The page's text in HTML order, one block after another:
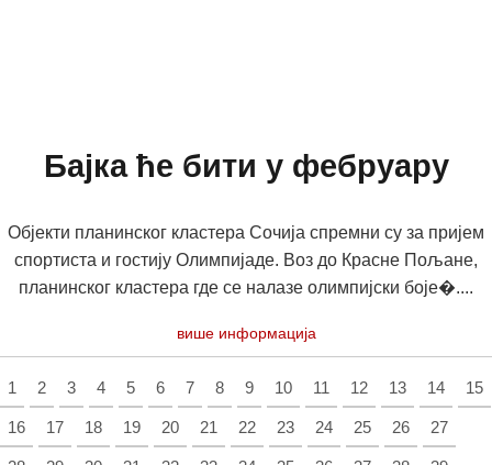
Бајка ће бити у фебруару
Објекти планинског кластера Сочија спремни су за пријем
спортиста и гостију Олимпијаде. Воз до Красне Пољане,
планинског кластера где се налазе олимпијски боје�....
више информација
1 2 3 4 5 6 7 8 9 10 11 12 13 14 15
16 17 18 19 20 21 22 23 24 25 26 27